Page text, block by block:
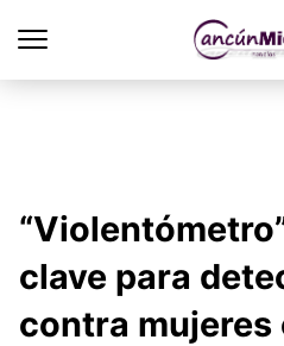
clave para
contra mujeres